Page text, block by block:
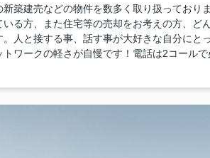
築建売などの物件を数多く取り扱っており
る方、また住宅等の売却をお考えの方、ど
人と接する事、話す事が大好きな自分にと
ワークの軽さが自慢です！電話は2コール